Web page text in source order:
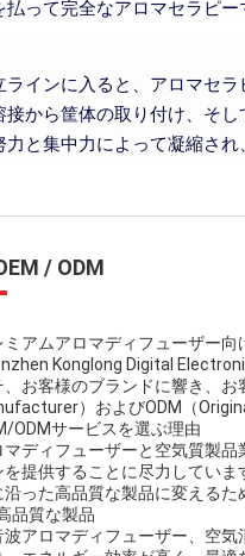
払って完全なアロマセラピー
ラインに入ると、アロマセ
接から筐体の取り付け、そ
力と集中力によって凝縮さ
/ ODM
ミアムアロマディフューザー
Konglong Digital
、お客様のブランドに響き、
）およびODM（
ODMサービスを選ぶ理由
マディフューザーと空気質製
を提供することに尽力してい
沿った高品質な製品に変えるた
品質な製品
波アロマディフューザー、空